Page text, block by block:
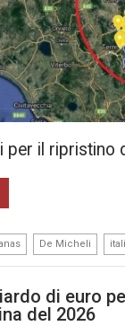
per il ripristino
De Micheli
di euro
del 2026